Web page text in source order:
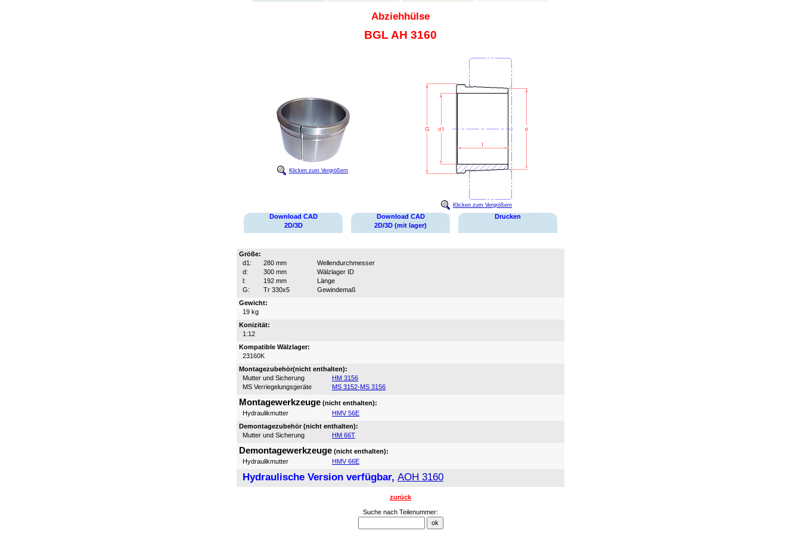
Abziehhülse
BGL AH 3160
Klicken zum Vergrößern
Klicken zum Vergrößern
Download CAD
2D/3D
Download CAD
2D/3D (mit lager)
Drucken
Größe:
d1:
280 mm
Wellendurchmesser
d:
300 mm
Wälzlager ID
l:
192 mm
Länge
G:
Tr 330x5
Gewindemaß
Gewicht:
19 kg
Konizität:
1:12
Kompatible Wälzlager:
23160K
Montagezubehör(nicht enthalten):
Mutter und Sicherung
HM 3156
MS Verriegelungsgeräte
MS 3152-MS 3156
Montagewerkzeuge (nicht enthalten):
Hydraulikmutter
HMV 56E
Demontagezubehör (nicht enthalten):
Mutter und Sicherung
HM 66T
Demontagewerkzeuge (nicht enthalten):
Hydraulikmutter
HMV 66E
Hydraulische Version verfügbar, AOH 3160
zurück
Suche nach Teilenummer: